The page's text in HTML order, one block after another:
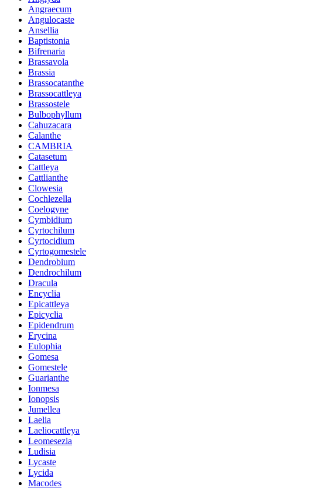
Angraecum
Angulocaste
Ansellia
Baptistonia
Bifrenaria
Brassavola
Brassia
Brassocatanthe
Brassocattleya
Brassostele
Bulbophyllum
Cahuzacara
Calanthe
CAMBRIA
Catasetum
Cattleya
Cattlianthe
Clowesia
Cochlezella
Coelogyne
Cymbidium
Cyrtochilum
Cyrtocidium
Cyrtogomestele
Dendrobium
Dendrochilum
Dracula
Encyclia
Epicattleya
Epicyclia
Epidendrum
Erycina
Eulophia
Gomesa
Gomestele
Guarianthe
Ionmesa
Ionopsis
Jumellea
Laelia
Laeliocattleya
Leomesezia
Ludisia
Lycaste
Lycida
Macodes